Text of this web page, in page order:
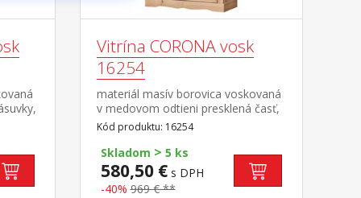
Vitrína CORONA vosk
16254
materiál masív borovica voskovaná
v medovom odtieni presklená časť,
3 police, 1 plná dvierka, 2 veľké
zásuvky hĺbka zásuvky 32 cm,
kovové ozdobné úchytky súčasť
zostavy Corona
Kód produktu: 16254
Skladom > 5 ks
580,50 €s DPH
-40% 969 € **